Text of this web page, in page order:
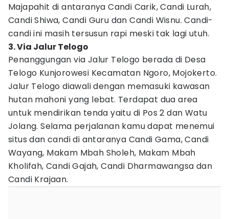
Majapahit di antaranya Candi Carik, Candi Lurah,
Candi Shiwa, Candi Guru dan Candi Wisnu. Candi-
candi ini masih tersusun rapi meski tak lagi utuh.
3. Via Jalur Telogo
Penanggungan via Jalur Telogo berada di Desa
Telogo Kunjorowesi Kecamatan Ngoro, Mojokerto.
Jalur Telogo diawali dengan memasuki kawasan
hutan mahoni yang lebat. Terdapat dua area
untuk mendirikan tenda yaitu di Pos 2 dan Watu
Jolang. Selama perjalanan kamu dapat menemui
situs dan candi di antaranya Candi Gama, Candi
Wayang, Makam Mbah Sholeh, Makam Mbah
Kholifah, Candi Gajah, Candi Dharmawangsa dan
Candi Krajaan.